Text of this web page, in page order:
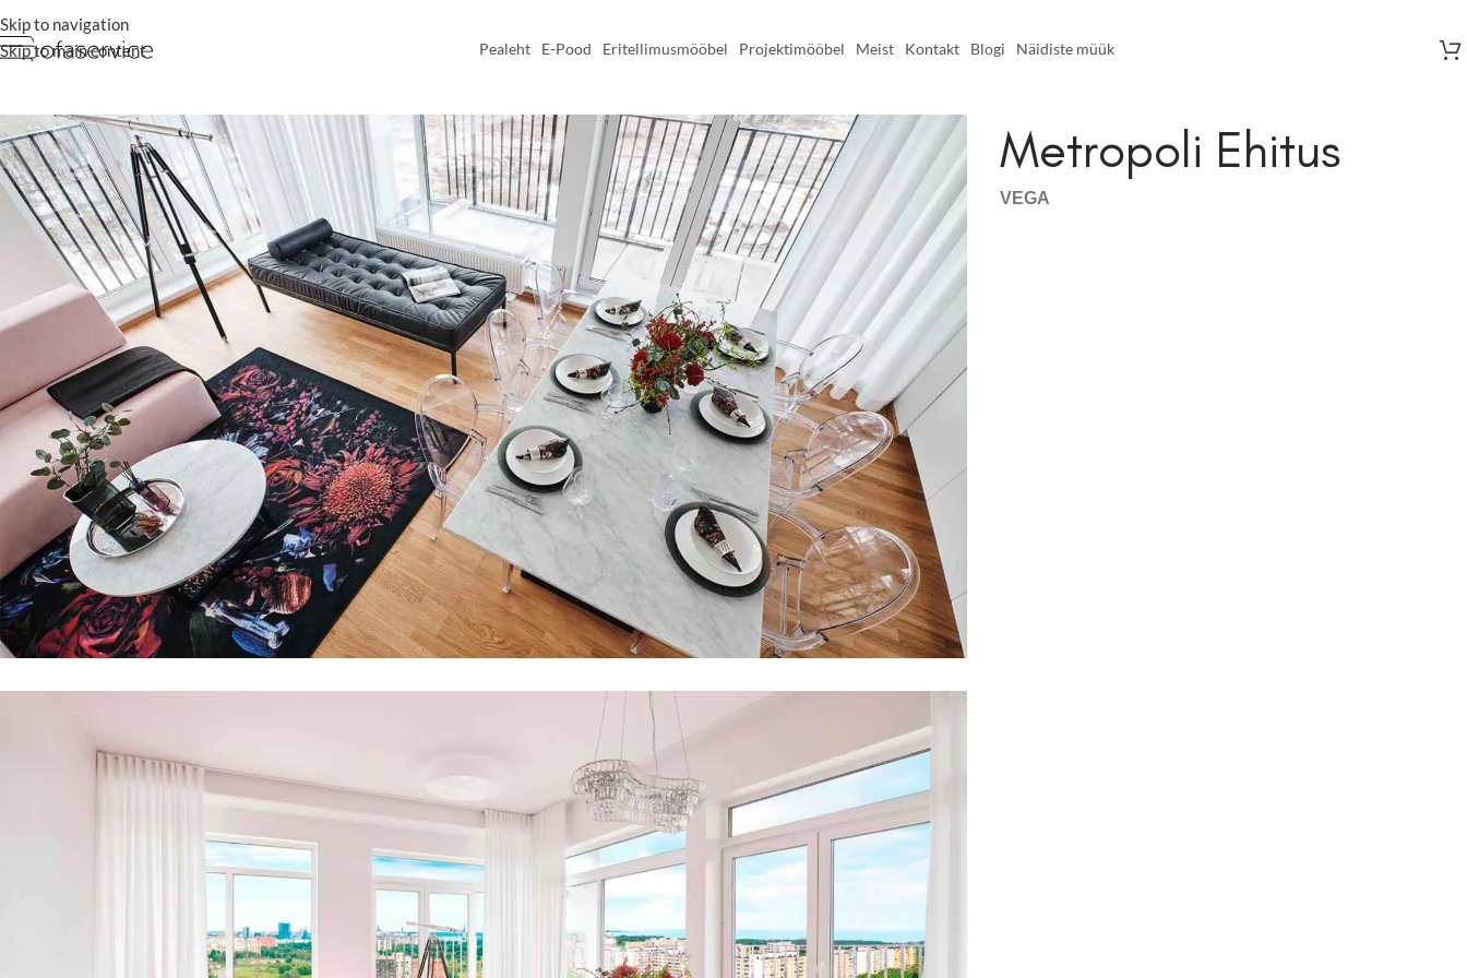
Skip to navigation
Skip to main content
Pealeht E-Pood Eritellimusmööbel Projektimööbel Meist Kontakt Blogi Näidiste müük
Metropoli Ehitus
VEGA